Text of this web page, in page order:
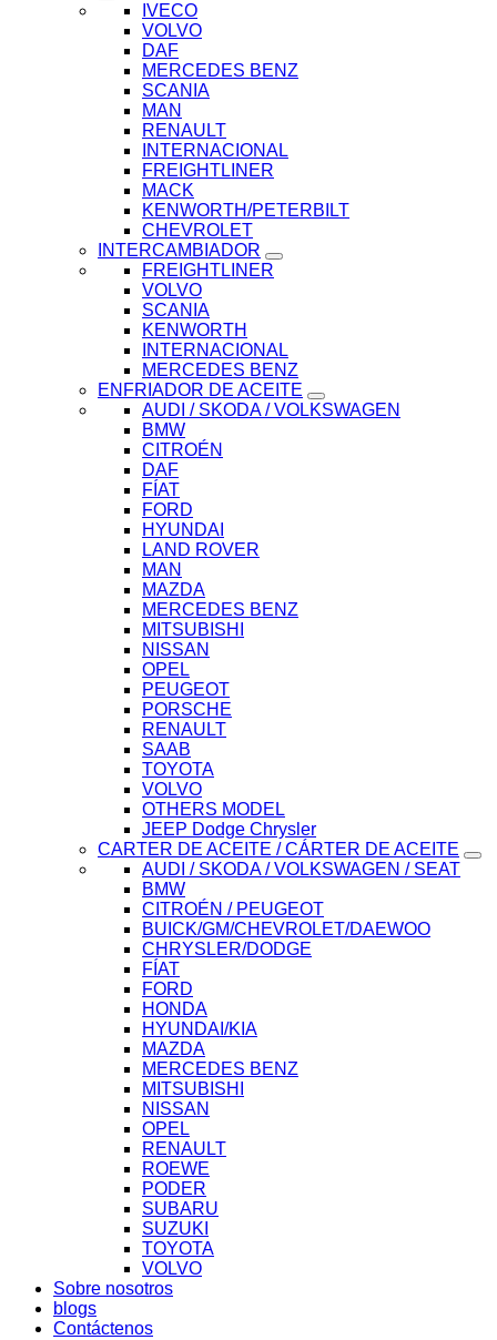
IVECO
VOLVO
DAF
MERCEDES BENZ
SCANIA
MAN
RENAULT
INTERNACIONAL
FREIGHTLINER
MACK
KENWORTH/PETERBILT
CHEVROLET
INTERCAMBIADOR
FREIGHTLINER
VOLVO
SCANIA
KENWORTH
INTERNACIONAL
MERCEDES BENZ
ENFRIADOR DE ACEITE
AUDI / SKODA / VOLKSWAGEN
BMW
CITROÉN
DAF
FÍAT
FORD
HYUNDAI
LAND ROVER
MAN
MAZDA
MERCEDES BENZ
MITSUBISHI
NISSAN
OPEL
PEUGEOT
PORSCHE
RENAULT
SAAB
TOYOTA
VOLVO
OTHERS MODEL
JEEP Dodge Chrysler
CARTER DE ACEITE / CÁRTER DE ACEITE
AUDI / SKODA / VOLKSWAGEN / SEAT
BMW
CITROÉN / PEUGEOT
BUICK/GM/CHEVROLET/DAEWOO
CHRYSLER/DODGE
FÍAT
FORD
HONDA
HYUNDAI/KIA
MAZDA
MERCEDES BENZ
MITSUBISHI
NISSAN
OPEL
RENAULT
ROEWE
PODER
SUBARU
SUZUKI
TOYOTA
VOLVO
Sobre nosotros
blogs
Contáctenos